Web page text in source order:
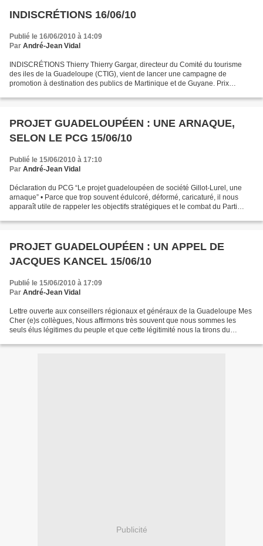
INDISCRÉTIONS 16/06/10
Publié le 16/06/2010 à 14:09
Par André-Jean Vidal
INDISCRÉTIONS Thierry Thierry Gargar, directeur du Comité du tourisme
des iles de la Guadeloupe (CTIG), vient de lancer une campagne de
promotion à destination des publics de Martinique et de Guyane. Prix
PROJET GUADELOUPÉEN : UNE ARNAQUE,
SELON LE PCG 15/06/10
Publié le 15/06/2010 à 17:10
Par André-Jean Vidal
Déclaration du PCG “Le projet guadeloupéen de société Gillot-Lurel, une
arnaque” • Parce que trop souvent édulcoré, déformé, caricaturé, il nous
apparaît utile de rappeler les objectifs stratégiques et le combat du Parti
PROJET GUADELOUPÉEN : UN APPEL DE
JACQUES KANCEL 15/06/10
Publié le 15/06/2010 à 17:09
Par André-Jean Vidal
Lettre ouverte aux conseillers régionaux et généraux de la Guadeloupe Mes
Cher (e)s collègues, Nous affirmons très souvent que nous sommes les
seuls élus légitimes du peuple et que cette légitimité nous la tirons du
Publicité